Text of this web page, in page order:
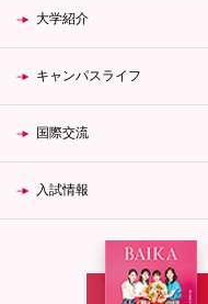
大学紹介
キャンパスライフ
国際交流
入試情報